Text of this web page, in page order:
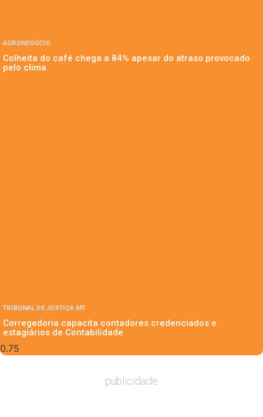
AGRONEGÓCIO
Colheita do café chega a 84% apesar do atraso provocado
pelo clima
TRIBUNAL DE JUSTIÇA MT
Corregedoria capacita contadores credenciados e
estagiários de Contabilidade
publicidade